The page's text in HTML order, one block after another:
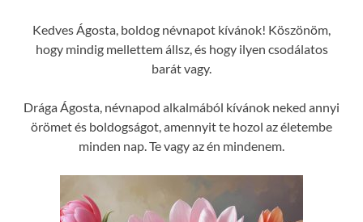
Kedves Ágosta, boldog névnapot kívánok! Köszönöm,
hogy mindig mellettem állsz, és hogy ilyen csodálatos
barát vagy.
Drága Ágosta, névnapod alkalmából kívánok neked annyi
örömet és boldogságot, amennyit te hozol az életembe
minden nap. Te vagy az én mindenem.